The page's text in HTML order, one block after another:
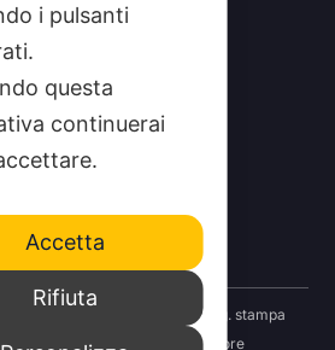
CHI SIAMO
CONTATTI
FEEDRSS
A STUDIO100
Tribunale Taranto reg. stampa
Indipendenza S.r.l. Editore
i pulsanti
questa
continuerai
Accetta
Rifiuta